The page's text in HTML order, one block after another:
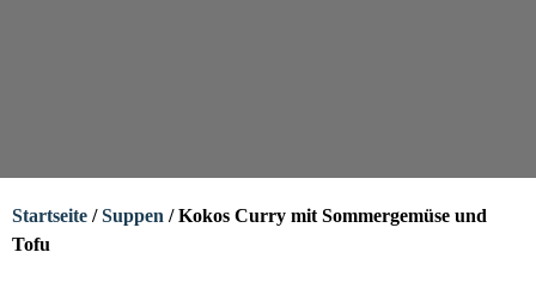
Startseite /Suppen / Kokos Curry mit Sommergemüse und
Tofu